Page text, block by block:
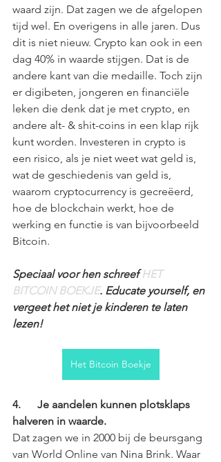
waard zijn. Dat zagen we de afgelopen
tijd wel. En overigens in alle jaren. Dus
dit is niet nieuw. Crypto kan ook in een
dag 40% in waarde stijgen. Dat is de
andere kant van die medaille. Toch zijn
er digibeten, jongeren en financiële
leken die denk dat je met crypto, en
andere alt- & shit-coins in een klap rijk
kunt worden. Investeren in crypto is
een risico, als je niet weet wat geld is,
wat de geschiedenis van geld is,
waarom cryptocurrency is gecreëerd,
hoe de blockchain werkt, hoe de
werking en functie is van bijvoorbeeld
Bitcoin.
Speciaal voor hen schreef HET
BITCOIN BOEKJE. Educate yourself, en
vergeet het niet je kinderen te laten
lezen!
Het Bitcoin Boekje
4.      Je aandelen kunnen plotsklaps
halveren in waarde.
Dat zagen we in 2000 bij de beursgang
van World Online van Nina Brink. Waar